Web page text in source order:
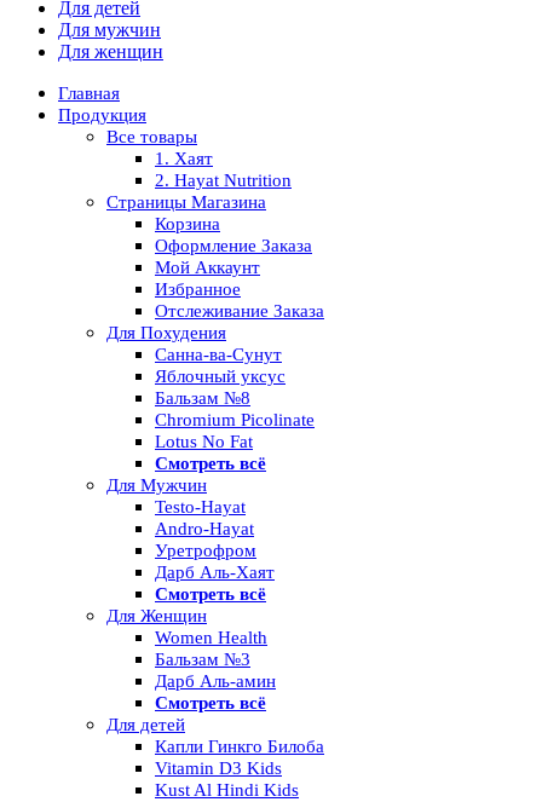
Для детей
Для мужчин
Для женщин
Главная
Продукция
Все товары
1. Хаят
2. Hayat Nutrition
Страницы Магазина
Корзина
Оформление Заказа
Мой Аккаунт
Избранное
Отслеживание Заказа
Для Похудения
Санна-ва-Сунут
Яблочный уксус
Бальзам №8
Chromium Picolinate
Lotus No Fat
Смотреть всё
Для Мужчин
Testo-Hayat
Andro-Hayat
Уретрофром
Дарб Аль-Хаят
Смотреть всё
Для Женщин
Women Health
Бальзам №3
Дарб Аль-амин
Смотреть всё
Для детей
Капли Гинкго Билоба
Vitamin D3 Kids
Kust Al Hindi Kids